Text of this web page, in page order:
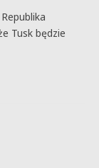
Tusk będzie